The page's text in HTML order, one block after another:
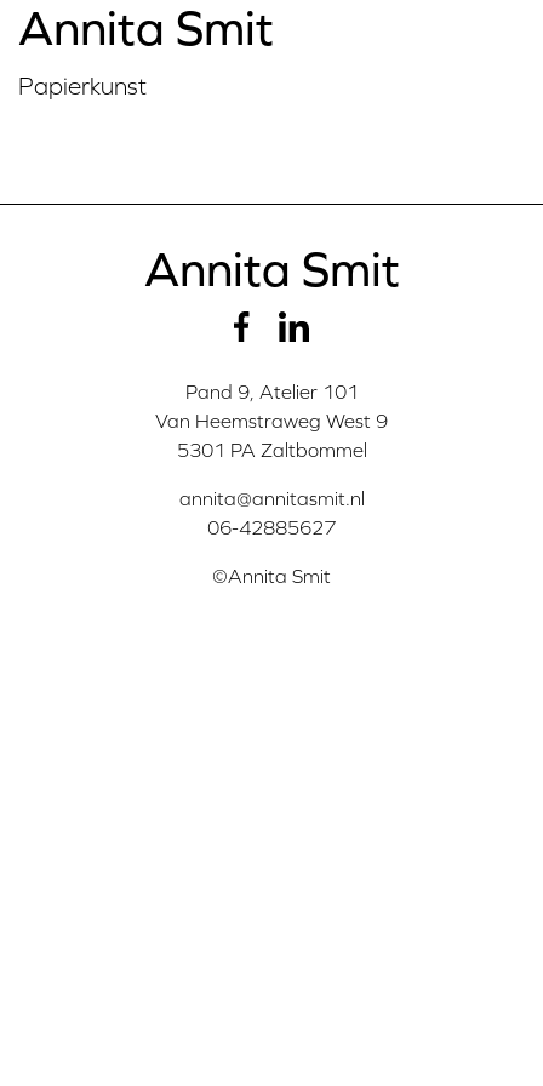
Annita Smit
Papierkunst
Annita Smit
Pand 9, Atelier 101
Van Heemstraweg West 9
5301 PA Zaltbommel
annita@annitasmit.nl
06-42885627
©Annita Smit